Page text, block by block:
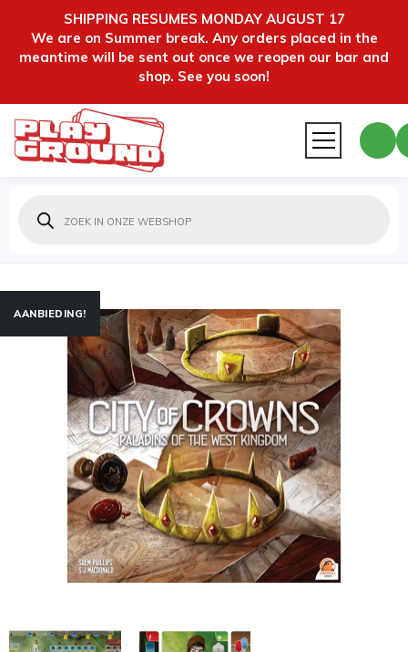
SHIPPING RESUMES MONDAY AUGUST 17
We are on Summer break. Any orders placed in the
meantime will be sent out once we reopen our bar and
shop. See you soon!
zoeken
AANBIEDING!